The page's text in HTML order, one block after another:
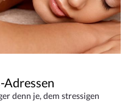
Adressen
denn je, dem stressigen